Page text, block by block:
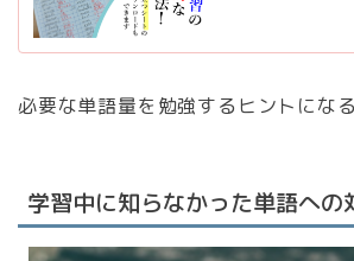
必要な単語量を勉強するヒントにな
学習中に知らなかった単語への